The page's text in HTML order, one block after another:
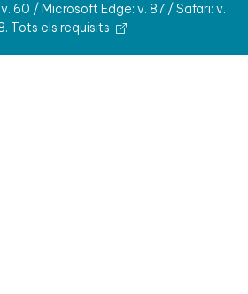
60 / Microsoft Edge: v. 87 / Safari: v.
Tots els requisits